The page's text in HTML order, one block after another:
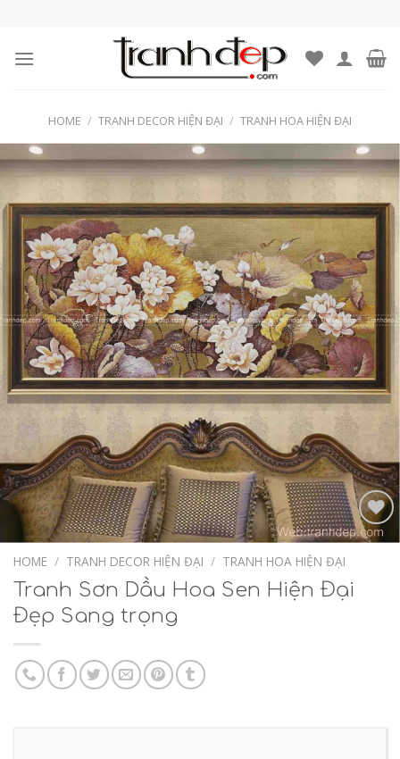
content
HOME / TRANH DECOR HIỆN ĐẠI / TRANH HOA HIỆN ĐẠI
Add to
HOME / TRANH DECOR HIỆN ĐẠI / TRANH HOA HIỆN ĐẠI
Tranh Sơn Dầu Hoa Sen Hiện Đại
Đẹp Sang trọng